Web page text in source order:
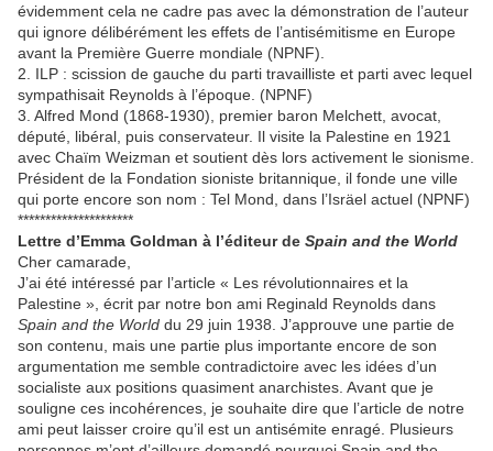
évidemment cela ne cadre pas avec la démonstration de l’auteur
qui ignore délibérément les effets de l’antisémitisme en Europe
avant la Première Guerre mondiale (NPNF).
2. ILP : scission de gauche du parti travailliste et parti avec lequel
sympathisait Reynolds à l’époque. (NPNF)
3. Alfred Mond (1868-1930), premier baron Melchett, avocat,
député, libéral, puis conservateur. Il visite la Palestine en 1921
avec Chaïm Weizman et soutient dès lors activement le sionisme.
Président de la Fondation sioniste britannique, il fonde une ville
qui porte encore son nom : Tel Mond, dans l’Isräel actuel (NPNF)
*********************
Lettre d’Emma Goldman à l’éditeur de Spain and the World
Cher camarade,
J’ai été intéressé par l’article « Les révolutionnaires et la
Palestine », écrit par notre bon ami Reginald Reynolds dans
Spain and the World du 29 juin 1938. J’approuve une partie de
son contenu, mais une partie plus importante encore de son
argumentation me semble contradictoire avec les idées d’un
socialiste aux positions quasiment anarchistes. Avant que je
souligne ces incohérences, je souhaite dire que l’article de notre
ami peut laisser croire qu’il est un antisémite enragé. Plusieurs